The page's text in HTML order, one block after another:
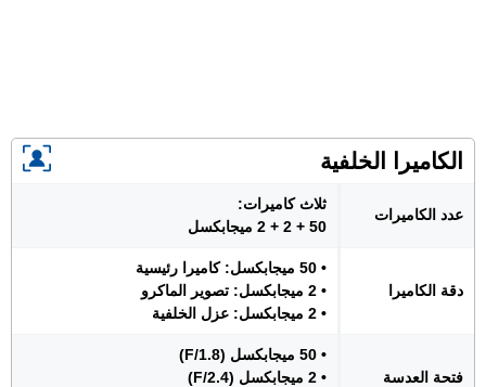
الكاميرا الخلفية
عدد الكاميرات
ثلاث كاميرات:
50 + 2 + 2 ميجابكسل
دقة الكاميرا
• 50 ميجابكسل: كاميرا رئيسية
• 2 ميجابكسل: تصوير الماكرو
• 2 ميجابكسل: عزل الخلفية
فتحة العدسة
• 50 ميجابكسل (F/1.8)
• 2 ميجابكسل (F/2.4)